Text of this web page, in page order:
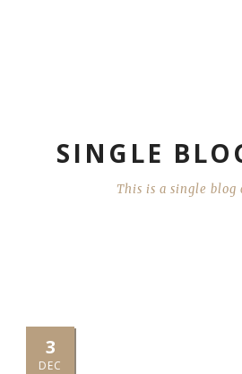
SINGLE
This is a single blog
3
DEC